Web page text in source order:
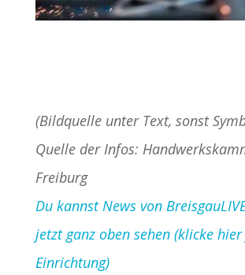
(Bildquelle unter Text, sonst
Quelle der Infos:
Freiburg
Du kannst News von
jetzt ganz oben sehen (klicke
Einrichtung)